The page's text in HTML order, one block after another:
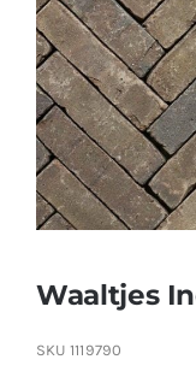
Contact
Offerte aanvragen
Waaltjes
SKU 1119790